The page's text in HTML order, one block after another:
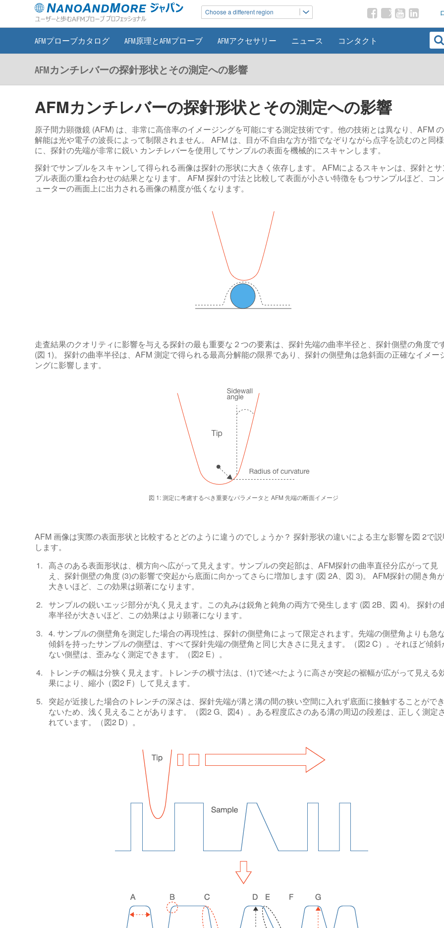
Choose a different region
AFMプローブカタログ AFM原理とAFMプローブ AFMアクセサリー ニュース コンタクト
AFMカンチレバーの探針形状とその測定への影響
AFMカンチレバーの探針形状とその測定への影響
原子間力顕微鏡 (AFM) は、非常に高倍率のイメージングを可能にする測定技術です。他の技術とは異なり、AFM
解能は光や電子の波長によって制限されません。 AFM は、目が不自由な方が指でなぞりながら点字を読むのと同様
に、探針の先端が非常に鋭い カンチレバーを使用してサンプルの表面を機械的にスキャンします。
探針でサンプルをスキャンして得られる画像は探針の形状に大きく依存します。 AFMによるスキャンは、探針と
プル表面の重ね合わせの結果となります。 AFM 探針の寸法と比較して表面が小さい特徴をもつサンプルほど、コ
ューターの画面上に出力される画像の精度が低くなります。
走査結果のクオリティに影響を与える探針の最も重要な２つの要素は、探針先端の曲率半径と、探針側壁の角度で
(図 1)。 探針の曲率半径は、AFM 測定で得られる最高分解能の限界であり、探針の側壁角は急斜面の正確なイメー
ングに影響します。
図 1: 測定に考慮するべき重要なパラメータと AFM 先端の断面イメージ
AFM 画像は実際の表面形状と比較するとどのように違うのでしょうか？ 探針形状の違いによる主な影響を図 2で
します。
高さのある表面形状は、横方向へ広がって見えます。サンプルの突起部は、AFM探針の曲率直径分広がって見
え、探針側壁の角度 (3)の影響で突起から底面に向かってさらに増加します (図 2A、図 3)。 AFM探針の開き角
大きいほど、この効果は顕著になります。
サンプルの鋭いエッジ部分が丸く見えます。この丸みは鋭角と鈍角の両方で発生します (図 2B、図 4)。 探針の
率半径が大きいほど、この効果はより顕著になります。
4. サンプルの側壁角を測定した場合の再現性は、探針の側壁角によって限定されます。先端の側壁角よりも急
傾斜を持ったサンプルの側壁は、すべて探針先端の側壁角と同じ大きさに見えます。（図2 C）。それほど傾斜
ない側壁は、歪みなく測定できます。（図2 E）。
トレンチの幅は分狭く見えます。トレンチの横寸法は、(1)で述べたように高さが突起の裾幅が広がって見える
果により、縮小（図2 F）して見えます。
突起が近接した場合のトレンチの深さは、探針先端が溝と溝の間の狭い空間に入れず底面に接触することがで
ないため、浅く見えることがあります。（図2 G、図4）。ある程度広さのある溝の周辺の段差は、正しく測定
れています。（図2 D）。